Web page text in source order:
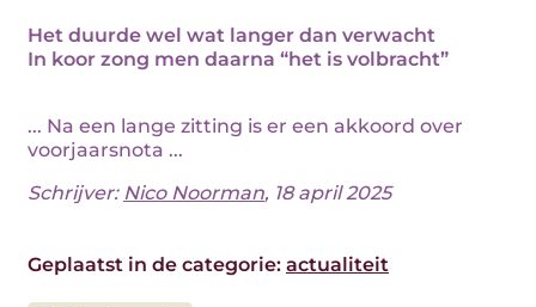
Het duurde wel wat langer dan verwacht
In koor zong men daarna “het is volbracht”
... Na een lange zitting is er een akkoord over
voorjaarsnota ...
Schrijver: Nico Noorman, 18 april 2025
Geplaatst in de categorie: actualiteit